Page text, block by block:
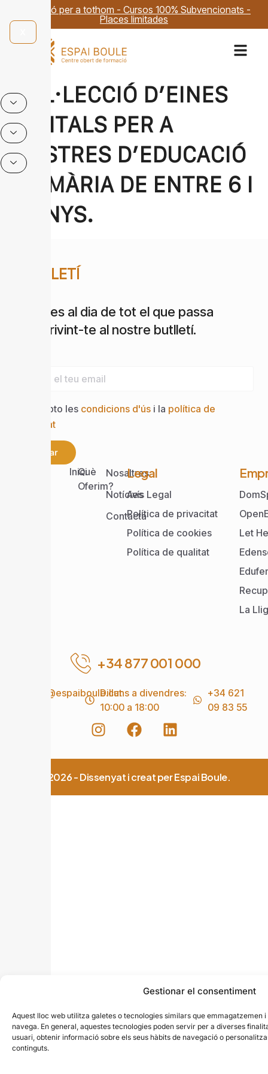
Gestionar el consentiment
Aquest lloc web utilitza galetes o tecnologies similars que emmagatzemen
navega. En general, aquestes tecnologies poden servir per a diverses
usuari, obtenir informació sobre els seus hàbits de navegació o
continguts.
Formació per a tothom - Cursos 100% Subvencionats -
Places limitades
COL·LECCIÓ D’EINES
DIGITALS PER A
MESTRES D’EDUCACIÓ
PRIMÀRIA DE ENTRE 6 I
9 ANYS.
BUTLLETÍ
Estigues al dia de tot el que passa
subscrivint-te al nostre butlletí.
Accepto les condicions d'ús i la política de
privacitat
Enviar
IniciQuè
Oferim?
Nosaltres
Notícies
Contacta
Legal
Avís Legal
Política de privacitat
Política de cookies
Política de qualitat
Let
La
+34 877 001 000
info@espaiboule.catDilluns a divendres:
10:00 a 18:00
+34 621
09 83 55
© 2026 - Dissenyat i creat per Espai Boule.